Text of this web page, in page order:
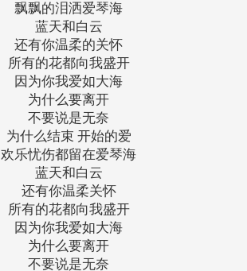
飘飘的泪洒爱琴海
蓝天和白云
还有你温柔的关怀
所有的花都向我盛开
因为你我爱如大海
为什么要离开
不要说是无奈
为什么结束 开始的爱
欢乐忧伤都留在爱琴海
蓝天和白云
还有你温柔关怀
所有的花都向我盛开
因为你我爱如大海
为什么要离开
不要说是无奈